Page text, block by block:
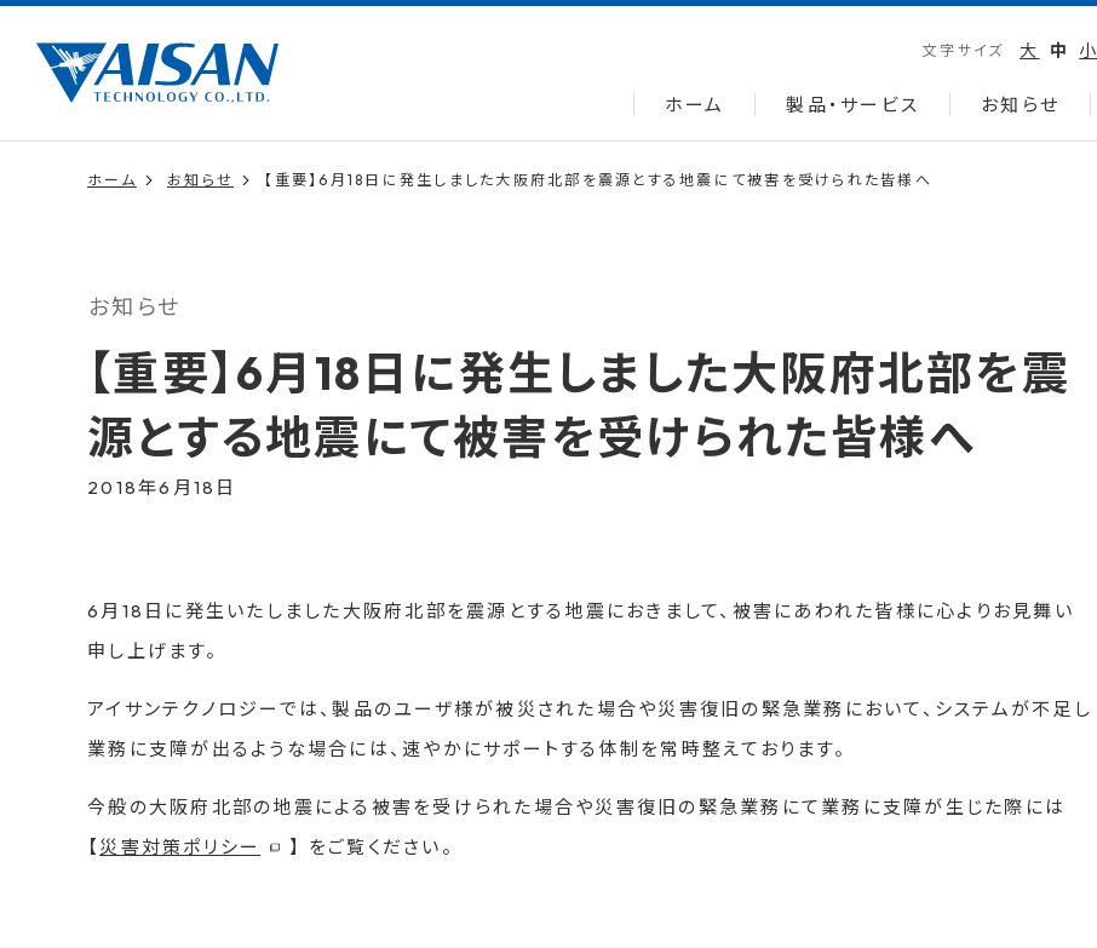
文字サイズ 大 中 小
ホーム 製品・サービス お知らせ
ホーム お知らせ 【重要】6月18日に発生しました大阪府北部を震源とする地震にて被害を受けられた皆様へ
お知らせ
【重要】6月18日に発生しました大阪府北部を震
源とする地震にて被害を受けられた皆様へ
2018年6月18日
6月18日に発生いたしました大阪府北部を震源とする地震におきまして、被害にあわれた皆様に心よりお見舞い
申し上げます。
アイサンテクノロジーでは、製品のユーザ様が被災された場合や災害復旧の緊急業務において、システムが不足し
業務に支障が出るような場合には、速やかにサポートする体制を常時整えております。
今般の大阪府北部の地震による被害を受けられた場合や災害復旧の緊急業務にて業務に支障が生じた際には
【災害対策ポリシー 】 をご覧ください。